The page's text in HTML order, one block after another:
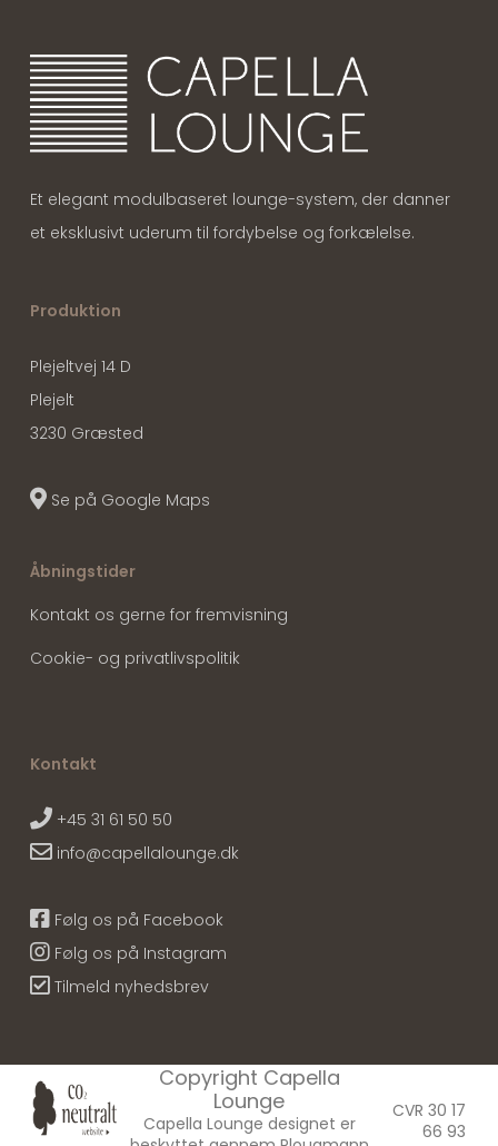
Et elegant modulbaseret lounge-system, der danner
et eksklusivt uderum til fordybelse og forkælelse.
Produktion
Plejeltvej 14 D
Plejelt
3230 Græsted
Se på Google Maps
Åbningstider
Kontakt os gerne for fremvisning
Cookie- og privatlivspolitik
Kontakt
+45 31 61 50 50
info@capellalounge.dk
Følg os på Facebook
Følg os på Instagram
Tilmeld nyhedsbrev
Copyright Capella
Lounge
Capella Lounge designet er
CVR 30 17
66 93